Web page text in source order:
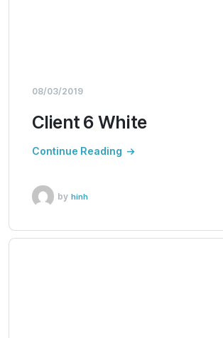
08/03/2019
Client 6 White
Continue Reading
by hinh